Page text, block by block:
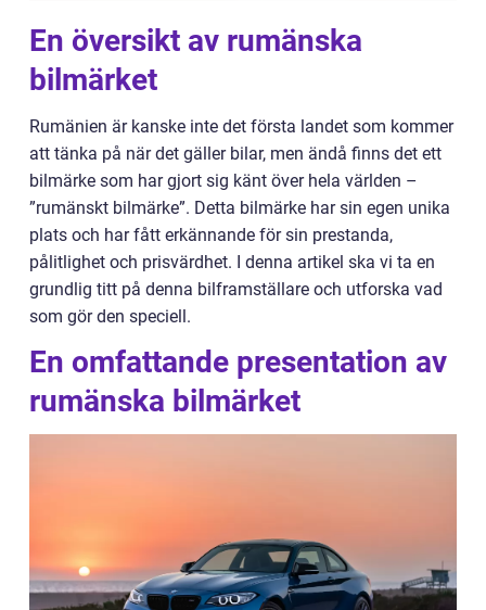
En översikt av rumänska
bilmärket
Rumänien är kanske inte det första landet som kommer
att tänka på när det gäller bilar, men ändå finns det ett
bilmärke som har gjort sig känt över hela världen –
”rumänskt bilmärke”. Detta bilmärke har sin egen unika
plats och har fått erkännande för sin prestanda,
pålitlighet och prisvärdhet. I denna artikel ska vi ta en
grundlig titt på denna bilframställare och utforska vad
som gör den speciell.
En omfattande presentation av
rumänska bilmärket